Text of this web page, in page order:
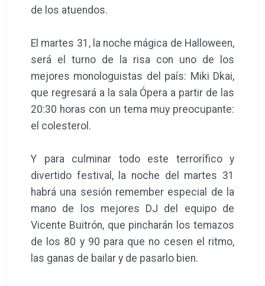
de los atuendos.
El martes 31, la noche mágica de Halloween,
será el turno de la risa con uno de los
mejores monologuistas del país: Miki Dkai,
que regresará a la sala Ópera a partir de las
20:30 horas con un tema muy preocupante:
el colesterol.
Y para culminar todo este terrorífico y
divertido festival, la noche del martes 31
habrá una sesión remember especial de la
mano de los mejores DJ del equipo de
Vicente Buitrón, que pincharán los temazos
de los 80 y 90 para que no cesen el ritmo,
las ganas de bailar y de pasarlo bien.